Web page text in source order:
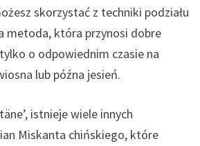
skorzystać z techniki podziału
metoda, która przynosi dobre
o odpowiednim czasie na
lub późna jesień.
istnieje wiele innych
Miskanta chińskiego, które